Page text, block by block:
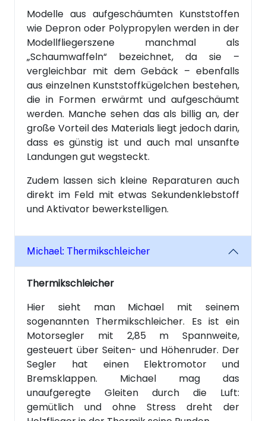
Modelle aus aufgeschäumten Kunststoffen
wie Depron oder Polypropylen werden in der
Modellfliegerszene manchmal als
„Schaumwaffeln“ bezeichnet, da sie –
vergleichbar mit dem Gebäck – ebenfalls
aus einzelnen Kunststoffkügelchen bestehen,
die in Formen erwärmt und aufgeschäumt
werden. Manche sehen das als billig an, der
große Vorteil des Materials liegt jedoch darin,
dass es günstig ist und auch mal unsanfte
Landungen gut wegsteckt.
Zudem lassen sich kleine Reparaturen auch
direkt im Feld mit etwas Sekundenklebstoff
und Aktivator bewerkstelligen.
Michael: Thermikschleicher
Thermikschleicher
Hier sieht man Michael mit seinem
sogenannten Thermikschleicher. Es ist ein
Motorsegler mit 2,85 m Spannweite,
gesteuert über Seiten- und Höhenruder. Der
Segler hat einen Elektromotor und
Bremsklappen. Michael mag das
unaufgeregte Gleiten durch die Luft:
gemütlich und ohne Stress dreht der